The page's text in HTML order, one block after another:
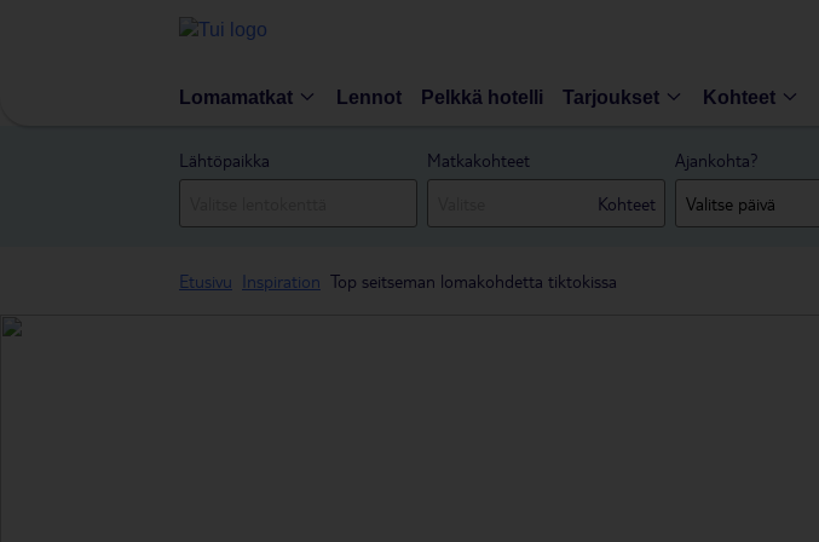
Lomamatkat Lennot Pelkkä hotelli Tarjoukset Kohteet
Lähtöpaikka
Matkakohteet
Kohteet
Ajankohta?
Etusivu Inspiration Top seitseman lomakohdetta tiktokissa